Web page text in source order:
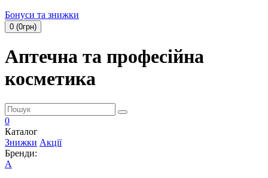
Бонуси та знижки
0 (0грн)
Аптечна та професійна
косметика
0
Каталог
Знижки Акції
Бренди:
A